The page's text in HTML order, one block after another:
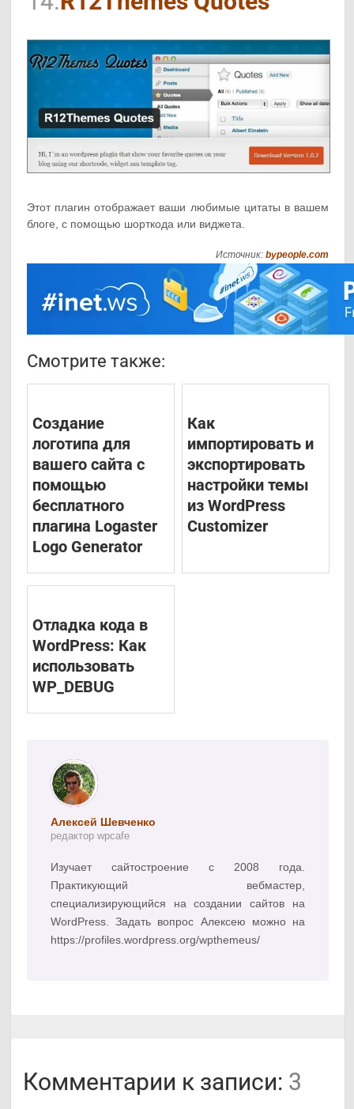
Этот плагин отображает ваши любимые цитаты в вашем
блоге, с помощью шорткода или виджета.
Источник: bypeople.com
Смотрите также:
Создание
логотипа для
вашего сайта с
помощью
бесплатного
плагина Logaster
Logo Generator
Как
импортировать и
экспортировать
настройки темы
из WordPress
Customizer
Отладка кода в
WordPress: Как
использовать
WP_DEBUG
Алексей Шевченко
редактор wpcafe
Изучает сайтостроение с 2008 года.
Практикующий вебмастер,
специализирующийся на создании сайтов на
WordPress. Задать вопрос Алексею можно на
https://profiles.wordpress.org/wpthemeus/
Комментарии к записи: 3